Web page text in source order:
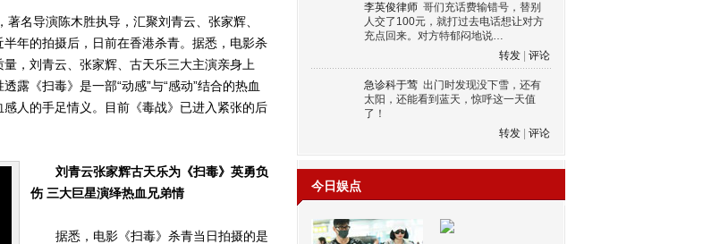
名导演陈木胜执导，汇聚刘青云、张家辉、
年的拍摄后，日前在香港杀青。据悉，电影杀
，刘青云、张家辉、古天乐三大主演亲身上
露《扫毒》是一部“动感”与“感动”结合的热血
人的手足情义。目前《毒战》已进入紧张的后
刘青云张家辉古天乐为《扫毒》英勇负
伤 三大巨星演绎热血兄弟情
据悉，电影《扫毒》杀青当日拍摄的是
李英俊律师 哥们充话费输错号，替别
人交了100元，就打过去电话想让对方
充点回来。对方特郁闷地说…
转发
评论
急诊科于莺 出门时发现没下雪，还有
太阳，还能看到蓝天，惊呼这一天值
了！
转发
评论
今日娱点